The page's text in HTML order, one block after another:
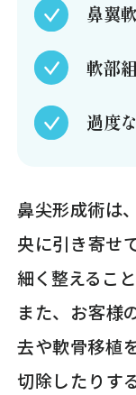
鼻翼
軟部
過度
鼻尖形成術は
央に引き寄せ
細く整えるこ
また、お客様
去や軟骨移植
切除したりす